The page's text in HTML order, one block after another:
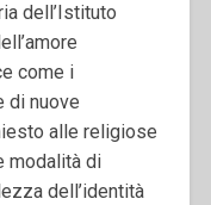
dell’Istituto
come i
di nuove
alle religiose
modalità di
dell’identità